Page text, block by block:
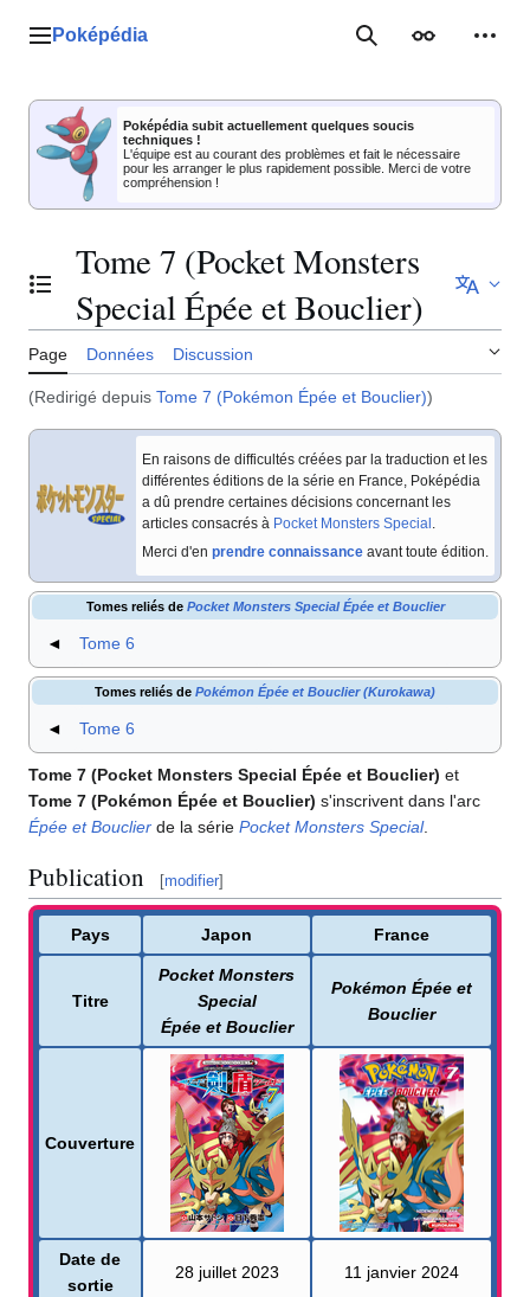
Menu principal
Poképédia RechercherApparence
Poképédia subit actuellement quelques soucis
techniques !
L'équipe est au courant des problèmes et fait le nécessaire
pour les arranger le plus rapidement possible. Merci de votre
compréhension !
Basculer la table des matières
Tome 7 (Pocket Monsters
Special Épée et Bouclier)
Page Données Discussion
(Redirigé depuis Tome 7 (Pokémon Épée et Bouclier))
En raisons de difficultés créées par la traduction et les
différentes éditions de la série en France, Poképédia
a dû prendre certaines décisions concernant les
articles consacrés à Pocket Monsters Special.
Merci d'en prendre connaissance avant toute édition.
Tomes reliés de Pocket Monsters Special Épée et Bouclier
◄ Tome 6
Tomes reliés de Pokémon Épée et Bouclier (Kurokawa)
◄ Tome 6
Tome 7 (Pocket Monsters Special Épée et Bouclier) et
Tome 7 (Pokémon Épée et Bouclier) s'inscrivent dans l'arc
Épée et Bouclier de la série Pocket Monsters Special.
Publication [modifier]
Pays Japon France
Titre
Pocket Monsters
Special
Épée et Bouclier
Pokémon Épée et
Bouclier
Couverture
Date de
sortie
28 juillet 2023 11 janvier 2024